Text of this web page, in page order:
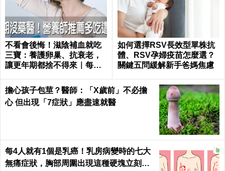
不看會後悔！滋陰補血就吃
三寶：養護卵巢、抗衰老，
讓更年期都捨不得來｜每日
如何選擇RSV長效型單株抗
體、RSV孕婦疫苗怎麼選？
關鍵五問緩解新手爸媽焦慮
擔心孩子包莖？醫師：「X歲前」不必擔
心 但出現「7症狀」應盡速就醫
每4人就有1個是乳癌！乳房病變時的七大
無痛症狀，胸部周圍出現這種硬塊立刻就